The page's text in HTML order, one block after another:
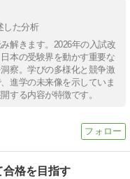
した分析
解きます。2026年の入試改
本の受験界を動かす重要な
察。学びの多様化と競争激
進学の未来像を示していま
する内容が特徴です。
合格を目指す